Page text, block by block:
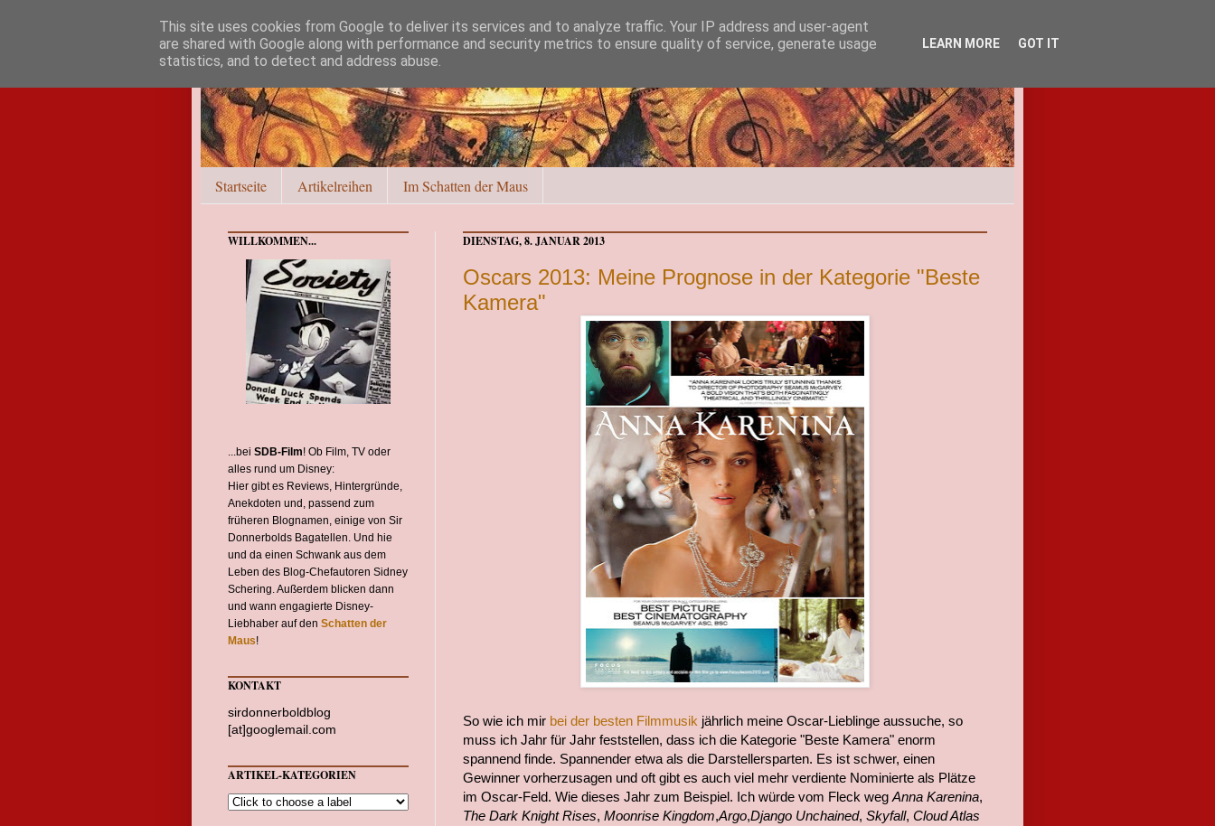
Startseite Artikelreihen Im Schatten der Maus
DIENSTAG, 8. JANUAR 2013
Oscars 2013: Meine Prognose in der Kategorie "Beste
Kamera"
So wie ich mir bei der besten Filmmusik jährlich meine Oscar-Lieblinge aussuche, so
muss ich Jahr für Jahr feststellen, dass ich die Kategorie "Beste Kamera" enorm
spannend finde. Spannender etwa als die Darstellersparten. Es ist schwer, einen
Gewinner vorherzusagen und oft gibt es auch viel mehr verdiente Nominierte als Plätze
im Oscar-Feld. Wie dieses Jahr zum Beispiel. Ich würde vom Fleck weg Anna Karenina,
The Dark Knight Rises, Moonrise Kingdom,Argo,Django Unchained, Skyfall, Cloud Atlas
WILLKOMMEN...
...bei SDB-Film! Ob Film, TV oder
alles rund um Disney:
Hier gibt es Reviews, Hintergründe,
Anekdoten und, passend zum
früheren Blognamen, einige von Sir
Donnerbolds Bagatellen. Und hie
und da einen Schwank aus dem
Leben des Blog-Chefautoren Sidney
Schering. Außerdem blicken dann
und wann engagierte Disney-
Liebhaber auf den Schatten der
Maus!
KONTAKT
sirdonnerboldblog
[at]googlemail.com
ARTIKEL-KATEGORIEN
This site uses cookies from Google to deliver its services and to analyze traffic. Your IP address and user-agent
are shared with Google along with performance and security metrics to ensure quality of service, generate usage
statistics, and to detect and address abuse.
LEARN MORE GOT IT